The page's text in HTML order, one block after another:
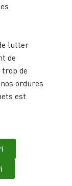
lutter
de
trop de
ordures
est